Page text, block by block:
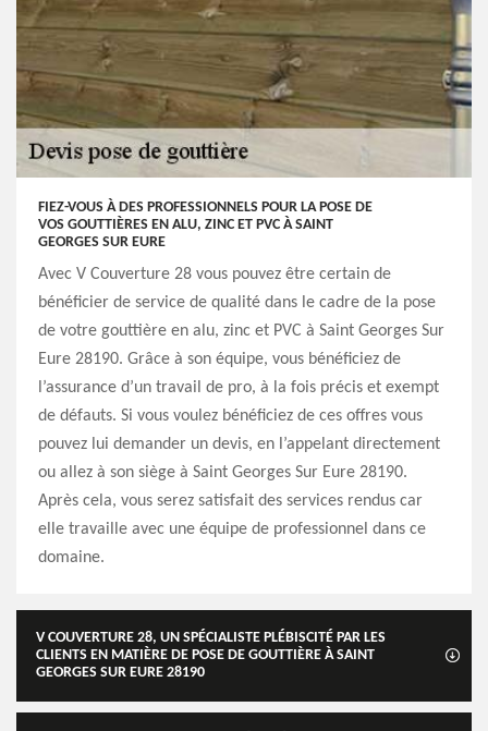
FIEZ-VOUS À DES PROFESSIONNELS POUR LA POSE DE
VOS GOUTTIÈRES EN ALU, ZINC ET PVC À SAINT
GEORGES SUR EURE
Avec V Couverture 28 vous pouvez être certain de
bénéficier de service de qualité dans le cadre de la pose
de votre gouttière en alu, zinc et PVC à Saint Georges Sur
Eure 28190. Grâce à son équipe, vous bénéficiez de
l’assurance d’un travail de pro, à la fois précis et exempt
de défauts. Si vous voulez bénéficiez de ces offres vous
pouvez lui demander un devis, en l’appelant directement
ou allez à son siège à Saint Georges Sur Eure 28190.
Après cela, vous serez satisfait des services rendus car
elle travaille avec une équipe de professionnel dans ce
domaine.
V COUVERTURE 28, UN SPÉCIALISTE PLÉBISCITÉ PAR LES
CLIENTS EN MATIÈRE DE POSE DE GOUTTIÈRE À SAINT
GEORGES SUR EURE 28190